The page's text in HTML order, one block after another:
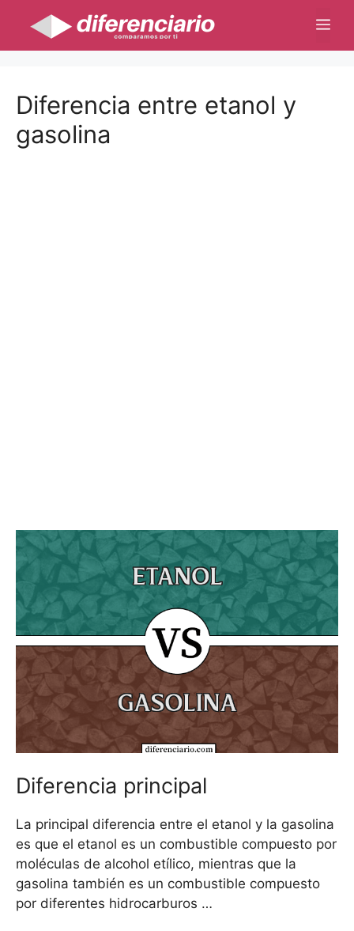
contenido
Diferencia entre etanol y
gasolina
Diferencia principal
La principal diferencia entre el etanol y la gasolina
es que el etanol es un combustible compuesto por
moléculas de alcohol etílico, mientras que la
gasolina también es un combustible compuesto
por diferentes hidrocarburos …